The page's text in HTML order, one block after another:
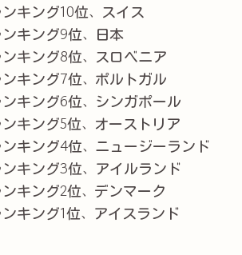
キング10位、スイス
キング9位、日本
キング8位、スロベニア
キング7位、ポルトガル
キング6位、シンガポール
キング5位、オーストリア
キング4位、ニュージーランド
キング3位、アイルランド
キング2位、デンマーク
キング1位、アイスランド